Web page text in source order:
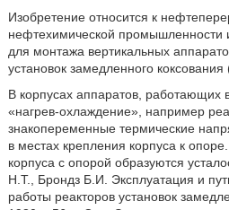
Изобретение относится к
нефтехимической промышленности
для монтажа вертикальных
установок замедленного коксования
В корпусах аппаратов, работающих
«нагрев-охлаждение», например
знакопеременные термические
в местах крепления корпуса к
корпуса с опорой образуются
Н.Т., Брондз Б.И. Эксплуатация и
работы реакторов установок